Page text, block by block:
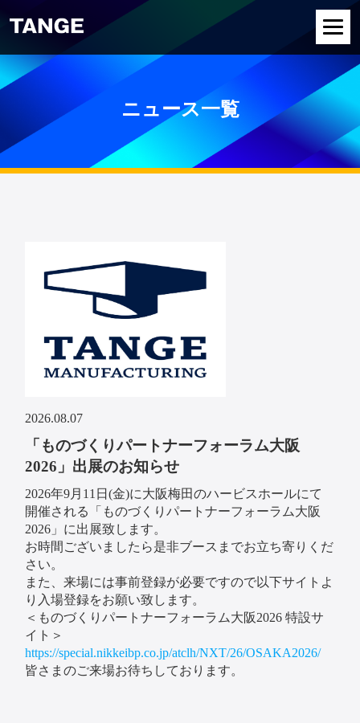
ニュース一覧
2026.08.07
「ものづくりパートナーフォーラム大阪
2026」出展のお知らせ
2026年9月11日(金)に大阪梅田のハービスホールにて
開催される「ものづくりパートナーフォーラム大阪
2026」に出展致します。
お時間ございましたら是非ブースまでお立ち寄りくだ
さい。
また、来場には事前登録が必要ですので以下サイトよ
り入場登録をお願い致します。
＜ものづくりパートナーフォーラム大阪2026 特設サ
イト＞
https://special.nikkeibp.co.jp/atclh/NXT/26/OSAKA2026/
皆さまのご来場お待ちしております。